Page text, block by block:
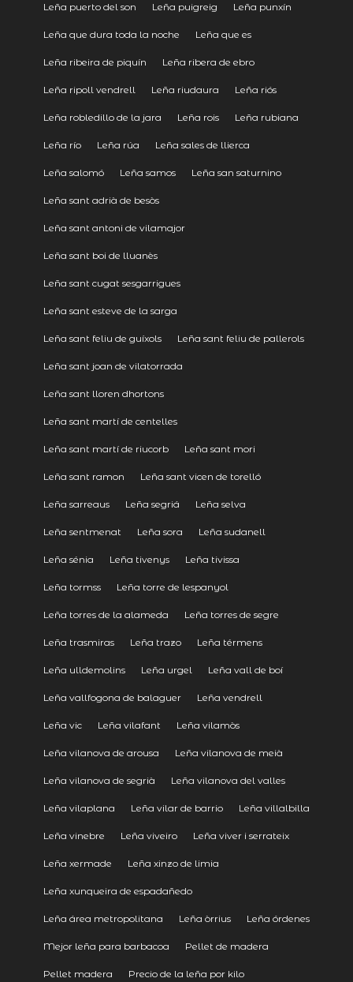
Leña puerto del son Leña puigreig Leña punxín
Leña que dura toda la noche Leña que es
Leña ribeira de piquín Leña ribera de ebro
Leña ripoll vendrell Leña riudaura Leña riós
Leña robledillo de la jara Leña rois Leña rubiana
Leña río Leña rúa Leña sales de llierca
Leña salomó Leña samos Leña san saturnino
Leña sant adrià de besòs
Leña sant antoni de vilamajor
Leña sant boi de lluanès
Leña sant cugat sesgarrigues
Leña sant esteve de la sarga
Leña sant feliu de guíxols Leña sant feliu de pallerols
Leña sant joan de vilatorrada
Leña sant lloren dhortons
Leña sant martí de centelles
Leña sant martí de riucorb Leña sant mori
Leña sant ramon Leña sant vicen de torelló
Leña sarreaus Leña segriá Leña selva
Leña sentmenat Leña sora Leña sudanell
Leña sénia Leña tivenys Leña tivissa
Leña tormss Leña torre de lespanyol
Leña torres de la alameda Leña torres de segre
Leña trasmiras Leña trazo Leña térmens
Leña ulldemolins Leña urgel Leña vall de boí
Leña vallfogona de balaguer Leña vendrell
Leña vic Leña vilafant Leña vilamòs
Leña vilanova de arousa Leña vilanova de meià
Leña vilanova de segrià Leña vilanova del valles
Leña vilaplana Leña vilar de barrio Leña villalbilla
Leña vinebre Leña viveiro Leña viver i serrateix
Leña xermade Leña xinzo de limia
Leña xunqueira de espadañedo
Leña área metropolitana Leña òrrius Leña órdenes
Mejor leña para barbacoa Pellet de madera
Pellet madera Precio de la leña por kilo